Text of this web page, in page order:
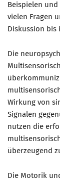
Beispielen
vielen Fragen
Diskussion bis
Die
Wirkung von
Signalen
nutzen die
überzeugend
Die Motorik